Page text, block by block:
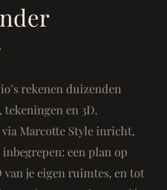
rekenen duizenden
tekeningen en 3D.
Marcotte Style inricht,
een plan op
je eigen ruimtes, en tot